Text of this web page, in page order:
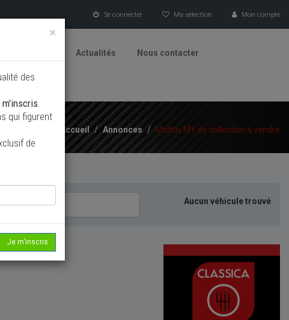
Se connecter Ma sélection Mon compte
Actualités Nous contacter
Accueil / Annonces / Mathis MY de collection à vendre
Aucun véhicule trouvé
recherche...
×
des
m'inscris.
qui figurent
de
Je m'inscris